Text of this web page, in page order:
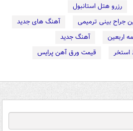
رزرو هتل استانبول
جراح بینی ترمیمی
آهنگ های جدید
اربعین
آهنگ جدید
استخر
قیمت ورق آهن پرایس